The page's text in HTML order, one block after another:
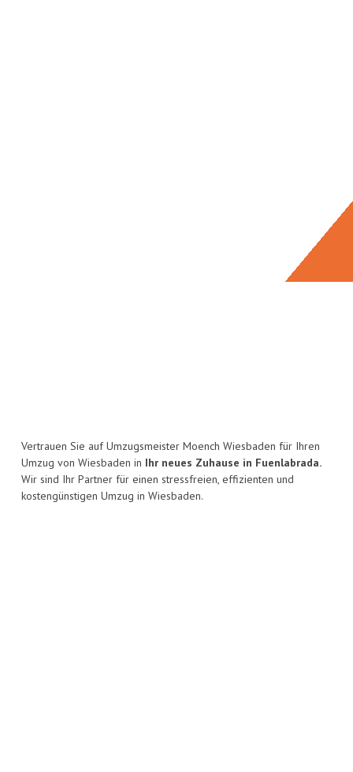
Vertrauen Sie auf Umzugsmeister Moench Wiesbaden für Ihren
Umzug von Wiesbaden in Ihr neues Zuhause in Fuenlabrada.
Wir sind Ihr Partner für einen stressfreien, effizienten und
kostengünstigen Umzug in Wiesbaden.